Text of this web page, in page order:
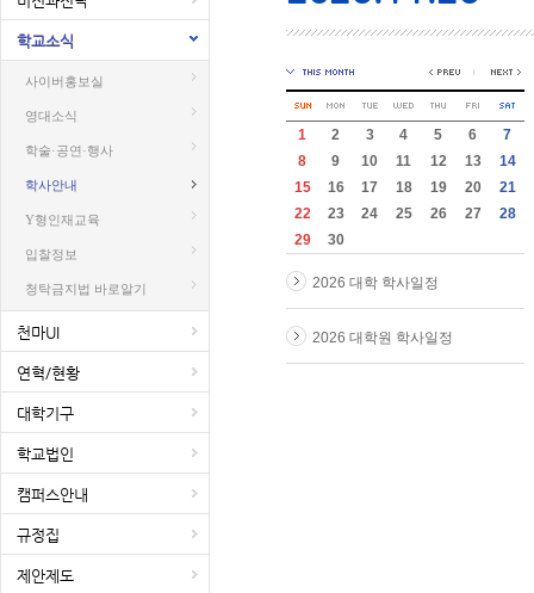
학교소식
사이버홍보실
영대소식
학술·공연·행사
학사안내
Y형인재교육
입찰정보
청탁금지법 바로알기
천마UI
연혁/현황
대학기구
학교법인
캠퍼스안내
규정집
제안제도
1 2 3 4 5 6
7
8
9 10 11 12 13
14
15
16 17 18 19 20
21
22
23 24 25 26 27
28
29
30
2026 대학 학사일정
2026 대학원 학사일정